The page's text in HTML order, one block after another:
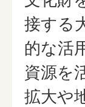
接する
的な活
資源を
拡大や